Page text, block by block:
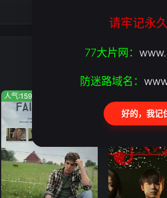
人气:159
请牢记永
77大片网：
防迷路域名：
好的，我记